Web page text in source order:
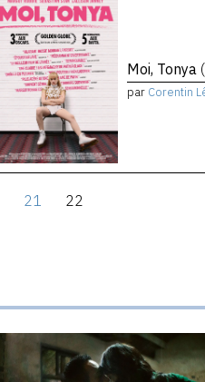
Moi, Tonya
par Corentin
21 22